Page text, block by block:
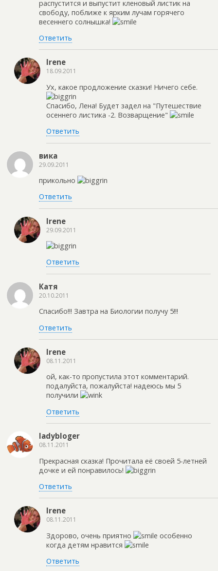
распустится и выпустит кленовый листик на
свободу, поближе к ярким лучам горячего
весеннего солнышка!
Ответить
Irene
18.09.2011
Ух, какое продложение сказки! Ничего себе.
Спасибо, Лена! Будет задел на "Путешествие
осеннего листика -2. Возварщение"
Ответить
вика
29.09.2011
прикольно
Ответить
Irene
29.09.2011
Ответить
Катя
20.10.2011
Спасибо!!! Завтра на Биологии получу 5!!!
Ответить
Irene
08.11.2011
ой, как-то пропустила этот комментарий.
подалуйста, пожалуйста! надеюсь мы 5
получили
Ответить
ladybloger
08.11.2011
Прекрасная сказка! Прочитала её своей 5-летней
дочке и ей понравилось!
Ответить
Irene
08.11.2011
Здорово, очень приятно
особенно
когда детям нравится
Ответить